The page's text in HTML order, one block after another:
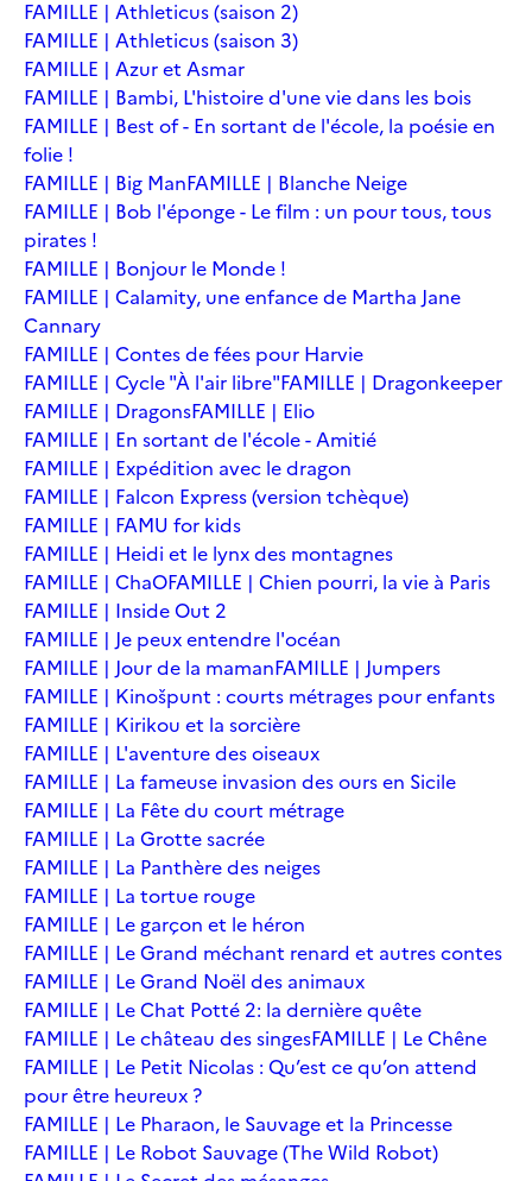
FAMILLE | Athleticus (saison 2)
FAMILLE | Athleticus (saison 3)
FAMILLE | Azur et Asmar
FAMILLE | Bambi, L'histoire d'une vie dans les bois
FAMILLE | Best of - En sortant de l'école, la poésie en
folie !
FAMILLE | Big ManFAMILLE | Blanche Neige
FAMILLE | Bob l'éponge - Le film : un pour tous, tous
pirates !
FAMILLE | Bonjour le Monde !
FAMILLE | Calamity, une enfance de Martha Jane
Cannary
FAMILLE | Contes de fées pour Harvie
FAMILLE | Cycle "À l'air libre"FAMILLE | Dragonkeeper
FAMILLE | DragonsFAMILLE | Elio
FAMILLE | En sortant de l'école - Amitié
FAMILLE | Expédition avec le dragon
FAMILLE | Falcon Express (version tchèque)
FAMILLE | FAMU for kids
FAMILLE | Heidi et le lynx des montagnes
FAMILLE | ChaOFAMILLE | Chien pourri, la vie à Paris
FAMILLE | Inside Out 2
FAMILLE | Je peux entendre l'océan
FAMILLE | Jour de la mamanFAMILLE | Jumpers
FAMILLE | Kinošpunt : courts métrages pour enfants
FAMILLE | Kirikou et la sorcière
FAMILLE | L'aventure des oiseaux
FAMILLE | La fameuse invasion des ours en Sicile
FAMILLE | La Fête du court métrage
FAMILLE | La Grotte sacrée
FAMILLE | La Panthère des neiges
FAMILLE | La tortue rouge
FAMILLE | Le garçon et le héron
FAMILLE | Le Grand méchant renard et autres contes
FAMILLE | Le Grand Noël des animaux
FAMILLE | Le Chat Potté 2: la dernière quête
FAMILLE | Le château des singesFAMILLE | Le Chêne
FAMILLE | Le Petit Nicolas : Qu’est ce qu’on attend
pour être heureux ?
FAMILLE | Le Pharaon, le Sauvage et la Princesse
FAMILLE | Le Robot Sauvage (The Wild Robot)